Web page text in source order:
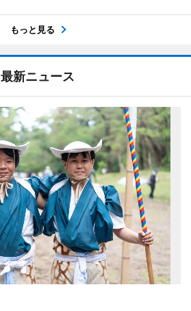
もっと見る
最新ニュース